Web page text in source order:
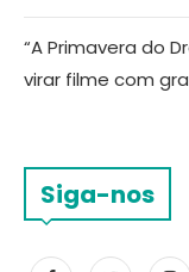
“A Primavera do
virar filme com
Siga-nos